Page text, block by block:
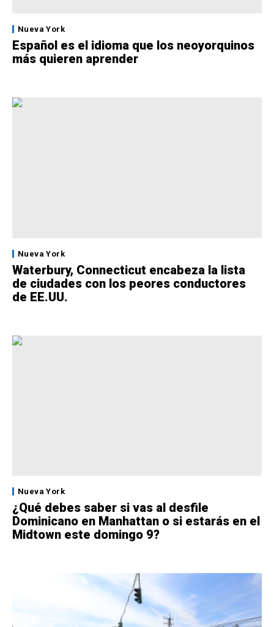
Nueva York
Español es el idioma que los neoyorquinos
más quieren aprender
Nueva York
Waterbury, Connecticut encabeza la lista
de ciudades con los peores conductores
de EE.UU.
Nueva York
¿Qué debes saber si vas al desfile
Dominicano en Manhattan o si estarás en el
Midtown este domingo 9?